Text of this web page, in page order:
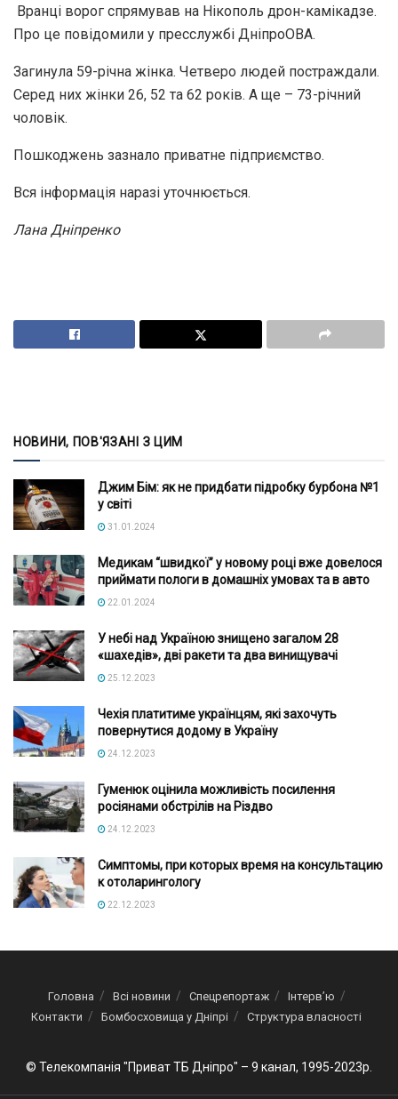
Вранці ворог спрямував на Нікополь дрон-камікадзе.
Про це повідомили у пресслужбі ДніпроОВА.
Загинула 59-річна жінка. Четверо людей постраждали.
Серед них жінки 26, 52 та 62 років. А ще – 73-річний
чоловік.
Пошкоджень зазнало приватне підприємство.
Вся інформація наразі уточнюється.
Лана Дніпренко
НОВИНИ, ПОВ'ЯЗАНІ З ЦИМ
Джим Бім: як не придбати підробку бурбона №1
у світі
31.01.2024
Медикам “швидкої” у новому році вже довелося
приймати пологи в домашніх умовах та в авто
22.01.2024
У небі над Україною знищено загалом 28
«шахедів», дві ракети та два винищувачі
25.12.2023
Чехія платитиме українцям, які захочуть
повернутися додому в Україну
24.12.2023
Гуменюк оцінила можливість посилення
росіянами обстрілів на Різдво
24.12.2023
Симптомы, при которых время на консультацию
к отоларингологу
22.12.2023
Головна Всі новини Спецрепортаж
Інтерв’ю
Контакти
Бомбосховища у Дніпрі Структура власності
© Телекомпанія "Приват ТБ Дніпро" – 9 канал, 1995-2023р.